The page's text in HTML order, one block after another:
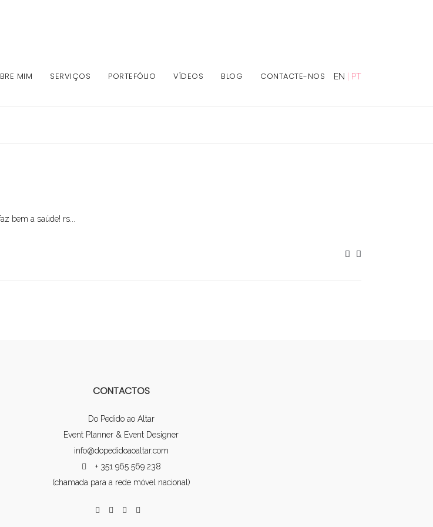
MIM SERVIÇOS PORTEFÓLIO VÍDEOS BLOG CONTACTE-NOS EN | PT
bem a saúde! rs...
CONTACTOS
Do Pedido ao Altar
Event Planner & Event Designer
info@dopedidoaoaltar.com
+ 351 965 569 238
(chamada para a rede móvel nacional)